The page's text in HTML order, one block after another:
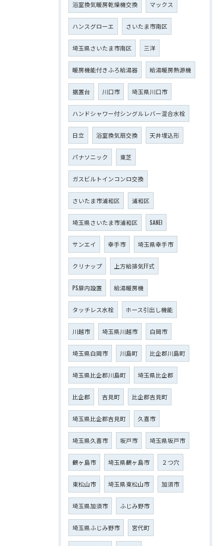
浴室換気暖房乾燥機交換 マックス
ハンスグローエ さいたま市南区
埼玉県さいたま市南区 三洋
暖房機能付きふろ給湯器 給湯暖房熱源機
据置台 川口市 埼玉県川口市
ハンドシャワー付シングルレバー混合水栓
日立 浴室換気扇交換 天井埋込形
パナソニック 東芝
ガスビルトインコンロ交換
さいたま市浦和区 浦和区
埼玉県さいたま市浦和区 SANEI
サンエイ 幸手市 埼玉県幸手市
クリナップ 上方給排気FF式
PS扉内設置 給湯暖房機
タッチレス水栓 ホース引出し機能
川越市 埼玉県川越市 白岡市
埼玉県白岡市 川島町 比企郡川島町
埼玉県比企郡川島町 埼玉県比企郡
比企郡 吉見町 比企郡吉見町
埼玉県比企郡吉見町 久喜市
埼玉県久喜市 坂戸市 埼玉県坂戸市
鶴ヶ島市 埼玉県鶴ヶ島市 ２つ穴
東松山市 埼玉県東松山市 加須市
埼玉県加須市 ふじみ野市
埼玉県ふじみ野市 宮代町